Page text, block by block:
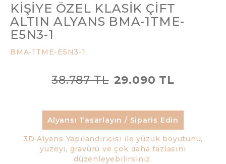
KIŞIYE ÖZEL KLASIK ÇIFT
ALTIN ALYANS BMA-1TME-
E5N3-1
BMA-1TME-E5N3-1
38.787 TL 29.090 TL
Alyansı Tasarlayın / Siparis Edin
3D Alyans Yapılandırıcısı ile yüzük boyutunu,
yüzeyi, gravürü ve çok daha fazlasını
düzenleyebilirsiniz.